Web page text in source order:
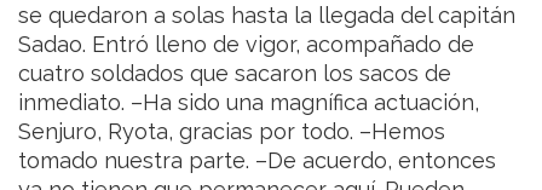
se quedaron a solas hasta la llegada del capitán
Sadao. Entró lleno de vigor, acompañado de
cuatro soldados que sacaron los sacos de
inmediato. –Ha sido una magnífica actuación,
Senjuro, Ryota, gracias por todo. –Hemos
tomado nuestra parte. –De acuerdo, entonces